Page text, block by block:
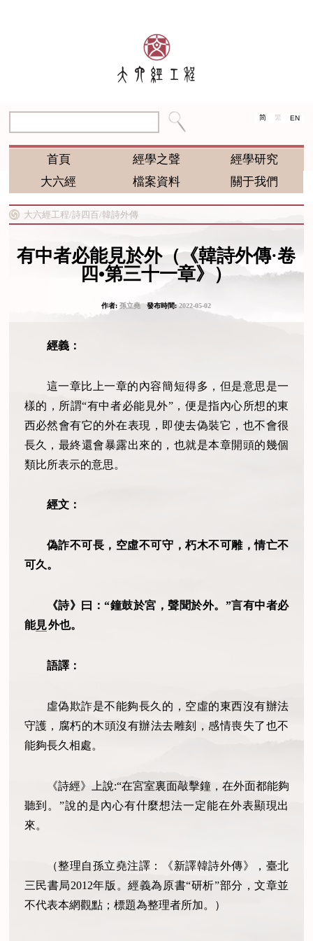
简 繁 EN
首頁 經學之聲
經學研究
大六經
檔案資料 關于我們
大六經工程/詩四百/韓詩外傳
有中者必能見於外（《韓詩外傳·卷
四•第三十一章》）
作者:孫立堯發布時間:2022-05-02
經義：
這一章比上一章的內容簡短得多，但是意思是一
樣的，所謂“有中者必能見外”，便是指內心所想的東
西必然會有它的外在表現，即使去偽裝它，也不會很
長久，最終還會暴露出來的，也就是本章開頭的幾個
類比所表示的意思。
經文：
偽詐不可長，空虛不可守，朽木不可雕，情亡不
可久。
《詩》曰：“鐘鼓於宮，聲聞於外。”言有中者必
能見外也。
語譯：
虛偽欺詐是不能夠長久的，空虛的東西沒有辦法
守護，腐朽的木頭沒有辦法去雕刻，感情喪失了也不
能夠長久相處。
《詩經》上說:“在宮室裏面敲擊鐘，在外面都能夠
聽到。”說的是內心有什麼想法一定能在外表顯現出
來。
（整理自孫立堯注譯：《新譯韓詩外傳》，臺北
三民書局2012年版。經義為原書“研析”部分，文章並
不代表本網觀點；標題為整理者所加。）